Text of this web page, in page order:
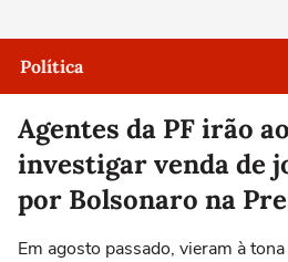
Política
Agentes da PF irão
investigar venda de
por Bolsonaro na
Em agosto passado, vieram à